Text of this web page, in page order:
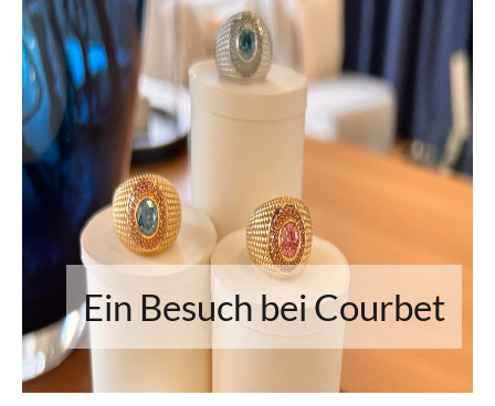
Ein Besuch bei Courbet